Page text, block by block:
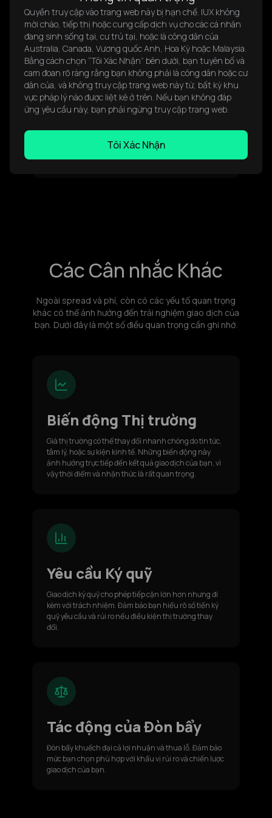
nào. Tận hưởng các hoạt động tài chính an toàn và
không phiền phức trên nền tảng của chúng tôi.
Đòn bẩy
cao lên đến 1:3000, mang lại cho bạn khả năng kiểm
soát và linh hoạt hơn trong giao dịch.
Các Cân nhắc Khác
Ngoài spread và phí, còn có các yếu tố quan trọng
khác có thể ảnh hưởng đến trải nghiệm giao dịch của
bạn. Dưới đây là một số điều quan trọng cần ghi nhớ.
Biến động Thị trường
Giá thị trường có thể thay đổi nhanh chóng do tin tức,
tâm lý, hoặc sự kiện kinh tế. Những biến động này
ảnh hưởng trực tiếp đến kết quả giao dịch của bạn, vì
vậy thời điểm và nhận thức là rất quan trọng.
Yêu cầu Ký quỹ
Giao dịch ký quỹ cho phép tiếp cận lớn hơn nhưng đi
kèm với trách nhiệm. Đảm bảo bạn hiểu rõ số tiền ký
quỹ yêu cầu và rủi ro nếu điều kiện thị trường thay
đổi.
Tác động của Đòn bẩy
Đòn bẩy khuếch đại cả lợi nhuận và thua lỗ. Đảm bảo
mức bạn chọn phù hợp với khẩu vị rủi ro và chiến lược
giao dịch của bạn.
Quyền truy cập vào trang web này bị hạn chế. IUX không
mời chào, tiếp thị hoặc cung cấp dịch vụ cho các cá nhân
đang sinh sống tại, cư trú tại, hoặc là công dân của
Australia, Canada, Vương quốc Anh, Hoa Kỳ hoặc Malaysia.
Bằng cách chọn “Tôi Xác Nhận” bên dưới, bạn tuyên bố và
cam đoan rõ ràng rằng bạn không phải là công dân hoặc cư
dân của, và không truy cập trang web này từ, bất kỳ khu
vực pháp lý nào được liệt kê ở trên. Nếu bạn không đáp
ứng yêu cầu này, bạn phải ngừng truy cập trang web.
Tôi Xác Nhận